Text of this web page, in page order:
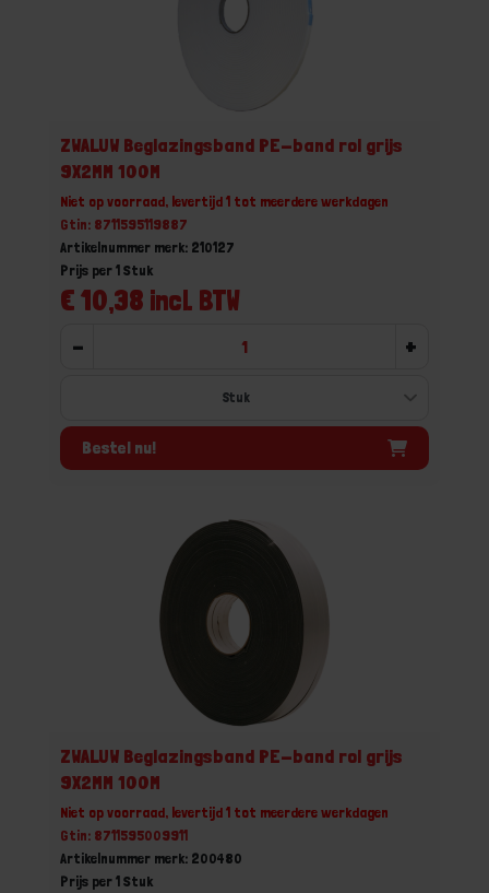
ZWALUW Beglazingsband PE-band rol grijs
9X2MM 100M
Niet op voorraad, levertijd 1 tot meerdere werkdagen
Gtin: 8711595119887
Artikelnummer merk: 210127
€ 10,38 incl. BTW
Prijs per 1 Stuk
- +
Bestel nu!
ZWALUW Beglazingsband PE-band rol grijs
9X2MM 100M
Niet op voorraad, levertijd 1 tot meerdere werkdagen
Gtin: 8711595009911
Artikelnummer merk: 200480
Prijs per 1 Stuk